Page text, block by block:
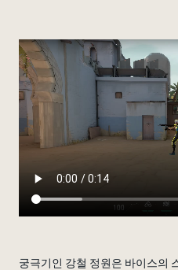
궁극기인 강철 정원은 바이스의